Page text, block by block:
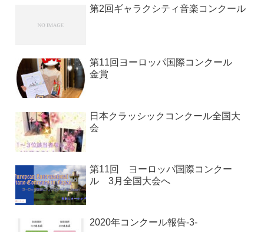
第2回ギャラクシティ音楽コンクール
第11回ヨーロッパ国際コンクール
金賞
日本クラッシックコンクール全国大
会
第11回 ヨーロッパ国際コンクー
ル 3月全国大会へ
2020年コンクール報告-3-